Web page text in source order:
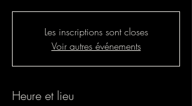
Les inscriptions sont closes
Voir autres événements
Heure et lieu